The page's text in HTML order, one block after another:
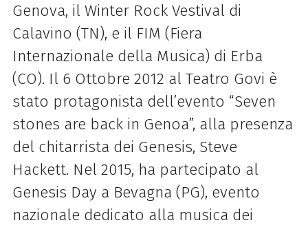
Genova, il Winter Rock Vestival di
Calavino (TN), e il FIM (Fiera
Internazionale della Musica) di Erba
(CO). Il 6 Ottobre 2012 al Teatro Govi è
stato protagonista dell’evento “Seven
stones are back in Genoa”, alla presenza
del chitarrista dei Genesis, Steve
Hackett. Nel 2015, ha partecipato al
Genesis Day a Bevagna (PG), evento
nazionale dedicato alla musica dei